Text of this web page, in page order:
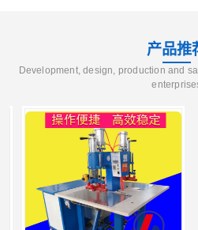
产品推
Development, design, production and